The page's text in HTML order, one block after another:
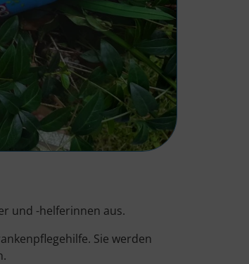
und -helferinnen aus.
Sie werden